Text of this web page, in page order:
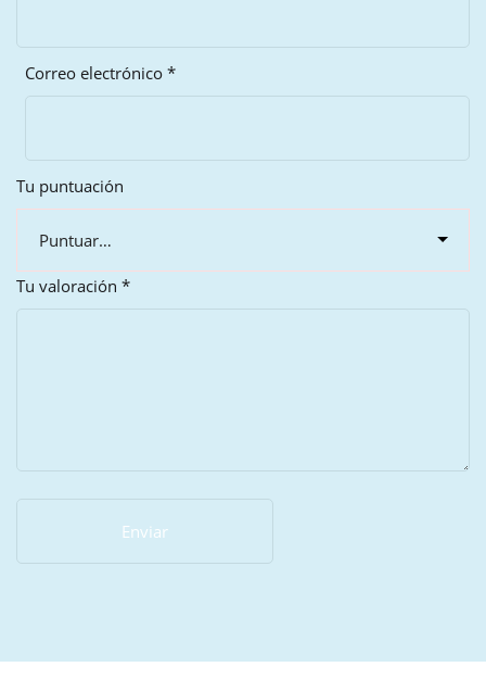
Correo electrónico*
Tu puntuación
Tu valoración *